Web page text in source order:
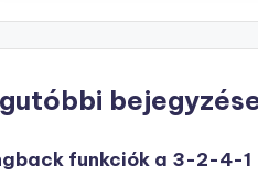
funkciók a 3-2-4-1